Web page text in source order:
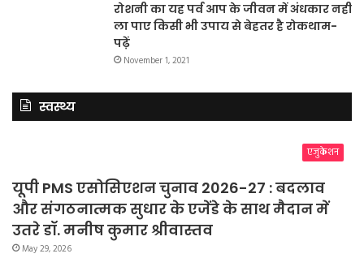
रोशनी का यह पर्व आप के जीवन में अंधकार नहीं
ला पाए किसी भी उपाय से बेहतर है रोकथाम-
पढ़ें
November 1, 2021
स्वस्थ्य
एजुकेशन
यूपी PMS एसोसिएशन चुनाव 2026-27 : बदलाव
और संगठनात्मक सुधार के एजेंडे के साथ मैदान में
उतरे डॉ. मनीष कुमार श्रीवास्तव
May 29, 2026